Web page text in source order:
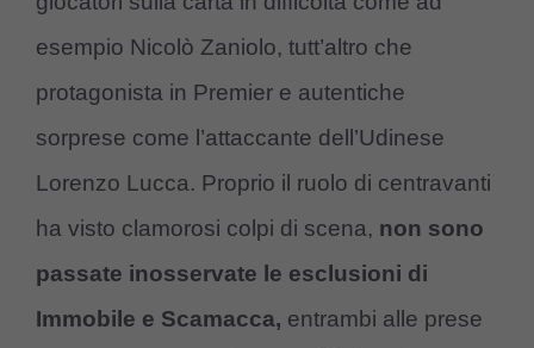
esempio Nicolò Zaniolo, tutt’altro che
protagonista in Premier e autentiche
sorprese come l’attaccante dell’Udinese
Lorenzo Lucca. Proprio il ruolo di centravanti
ha visto clamorosi colpi di scena, non sono
passate inosservate le esclusioni di
Immobile e Scamacca, entrambi alle prese